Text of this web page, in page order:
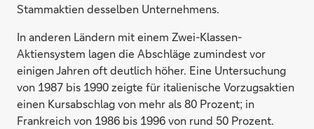
Stammaktien desselben Unternehmens.
In anderen Ländern mit einem Zwei-Klassen-
Aktiensystem lagen die Abschläge zumindest vor
einigen Jahren oft deutlich höher. Eine Untersuchung
von 1987 bis 1990 zeigte für italienische Vorzugsaktien
einen Kursabschlag von mehr als 80 Prozent; in
Frankreich von 1986 bis 1996 von rund 50 Prozent.